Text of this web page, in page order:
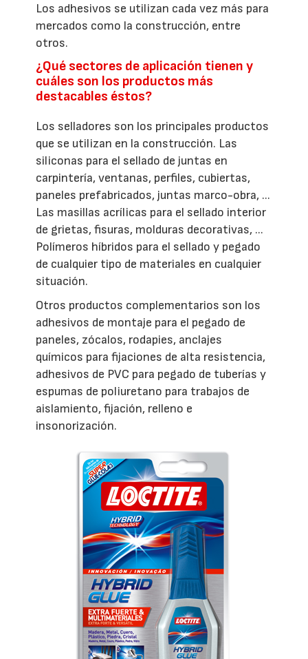
Los adhesivos se utilizan cada vez más para
mercados como la construcción, entre
otros.
¿Qué sectores de aplicación tienen y
cuáles son los productos más
destacables éstos?
Los selladores son los principales productos
que se utilizan en la construcción. Las
siliconas para el sellado de juntas en
carpintería, ventanas, perfiles, cubiertas,
paneles prefabricados, juntas marco-obra, ...
Las masillas acrílicas para el sellado interior
de grietas, fisuras, molduras decorativas, ...
Polímeros híbridos para el sellado y pegado
de cualquier tipo de materiales en cualquier
situación.
Otros productos complementarios son los
adhesivos de montaje para el pegado de
paneles, zócalos, rodapies, anclajes
químicos para fijaciones de alta resistencia,
adhesivos de PVC para pegado de tuberías y
espumas de poliuretano para trabajos de
aislamiento, fijación, relleno e
insonorización.